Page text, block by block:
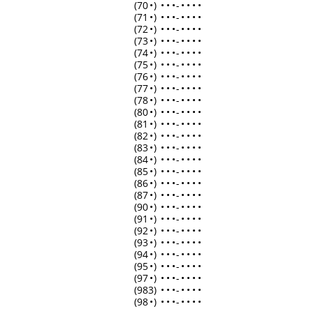
(70•) • • •- • • • •
(71 •) • • •- • • • •
(72•) • • •- • • • •
(73•) • • •- • • • •
(74•) • • •- • • • •
(75•) • • •- • • • •
(76•) • • •- • • • •
(77•) • • •- • • • •
(78•) • • •- • • • •
(80•) • • •- • • • •
(81 •) • • •- • • • •
(82•) • • •- • • • •
(83•) • • •- • • • •
(84•) • • •- • • • •
(85•) • • •- • • • •
(86•) • • •- • • • •
(87•) • • •- • • • •
(90•) • • •- • • • •
(91 •) • • •- • • • •
(92•) • • •- • • • •
(93•) • • •- • • • •
(94•) • • •- • • • •
(95•) • • •- • • • •
(97•) • • •- • • • •
(983) • • •- • • • •
(98•) • • •- • • • •